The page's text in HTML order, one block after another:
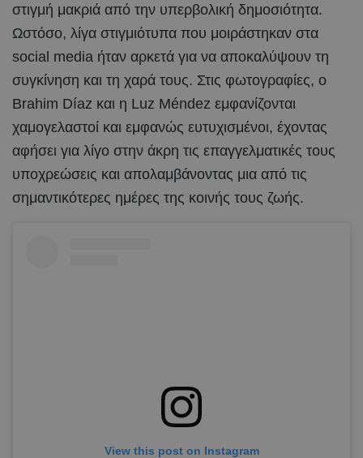
στιγμή μακριά από την υπερβολική δημοσιότητα.
Ωστόσο, λίγα στιγμιότυπα που μοιράστηκαν στα
social media ήταν αρκετά για να αποκαλύψουν τη
συγκίνηση και τη χαρά τους. Στις φωτογραφίες, ο
Brahim Díaz και η Luz Méndez εμφανίζονται
χαμογελαστοί και εμφανώς ευτυχισμένοι, έχοντας
αφήσει για λίγο στην άκρη τις επαγγελματικές τους
υποχρεώσεις και απολαμβάνοντας μια από τις
σημαντικότερες ημέρες της κοινής τους ζωής.
View this post on Instagram